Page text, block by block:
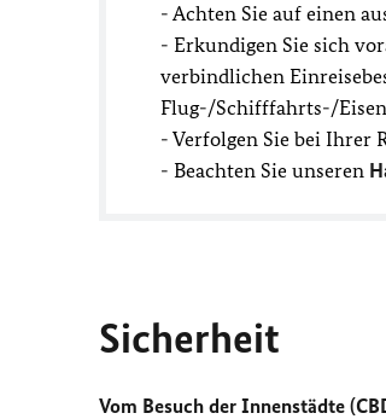
- Achten Sie auf einen
- Erkundigen Sie sich
verbindlichen
Flug-/Schifffahrts-/
- Verfolgen Sie bei Ihrer
- Beachten Sie unseren
Sicherheit
Vom Besuch der Innenstädte